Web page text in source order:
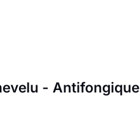
- Antifongique